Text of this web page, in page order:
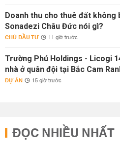
Doanh thu cho thuê đất không
Sonadezi Châu Đức nói gì?
CHỦ ĐẦU TƯ 11 giờ trước
Trường Phú Holdings - Licogi
nhà ở quân đội tại Bắc Cam
DỰ ÁN 15 giờ trước
ĐỌC NHIỀU NHẤT